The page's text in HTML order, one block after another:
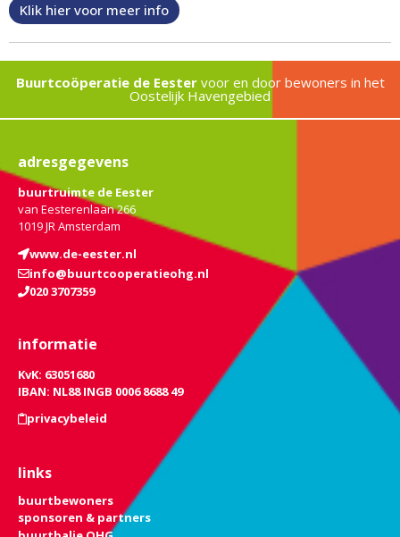
Klik hier voor meer info
Buurtcoöperatie de Eestervoor en door bewoners in het
Oostelijk Havengebied
adresgegevens
buurtruimte de Eester
van Eesterenlaan 266
1019 JR Amsterdam
www.de-eester.nl
info@buurtcooperatieohg.nl
020 3707359
informatie
KvK: 63051680
IBAN: NL88 INGB 0006 8688 49
privacybeleid
links
buurtbewoners
sponsoren & partners